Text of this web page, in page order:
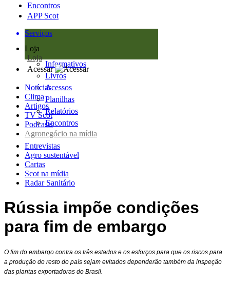
Encontros
APP Scot
Serviços
Loja
Loja
Informativos
Livros
Acessos
Planilhas
Relatórios
Encontros
Acessar
Notícias
Clima
Artigos
TV Scot
Podcasts
Agronegócio na mídia
Entrevistas
Agro sustentável
Cartas
Scot na mídia
Radar Sanitário
Rússia impõe condições
para fim de embargo
O fim do embargo contra os três estados e os esforços para que os riscos para
a produção do resto do país sejam evitados dependerão também da inspeção
das plantas exportadoras do Brasil.